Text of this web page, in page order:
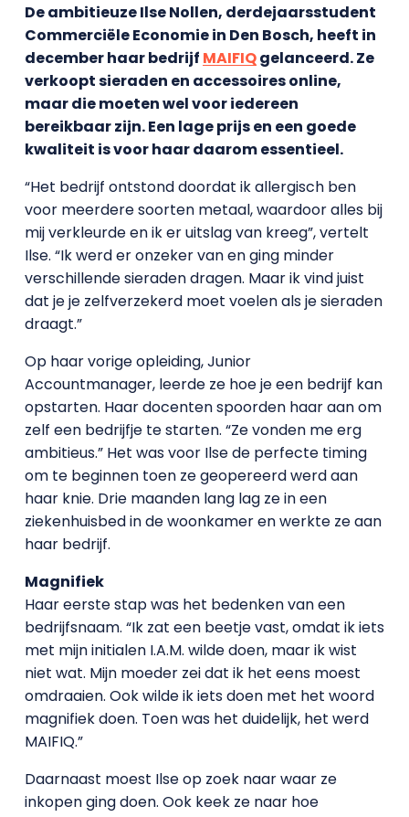
De ambitieuze Ilse Nollen, derdejaarsstudent
Commerciële Economie in Den Bosch, heeft in
december haar bedrijf MAIFIQgelanceerd. Ze
verkoopt sieraden en accessoires online,
maar die moeten wel voor iedereen
bereikbaar zijn. Een lage prijs en een goede
kwaliteit is voor haar daarom essentieel.
“Het bedrijf ontstond doordat ik allergisch ben
voor meerdere soorten metaal, waardoor alles bij
mij verkleurde en ik er uitslag van kreeg”, vertelt
Ilse. “Ik werd er onzeker van en ging minder
verschillende sieraden dragen. Maar ik vind juist
dat je je zelfverzekerd moet voelen als je sieraden
draagt.”
Op haar vorige opleiding, Junior
Accountmanager, leerde ze hoe je een bedrijf kan
opstarten. Haar docenten spoorden haar aan om
zelf een bedrijfje te starten. “Ze vonden me erg
ambitieus.” Het was voor Ilse de perfecte timing
om te beginnen toen ze geopereerd werd aan
haar knie. Drie maanden lang lag ze in een
ziekenhuisbed in de woonkamer en werkte ze aan
haar bedrijf.
Magnifiek
Haar eerste stap was het bedenken van een
bedrijfsnaam. “Ik zat een beetje vast, omdat ik iets
met mijn initialen I.A.M. wilde doen, maar ik wist
niet wat. Mijn moeder zei dat ik het eens moest
omdraaien. Ook wilde ik iets doen met het woord
magnifiek doen. Toen was het duidelijk, het werd
MAIFIQ.”
Daarnaast moest Ilse op zoek naar waar ze
inkopen ging doen. Ook keek ze naar hoe